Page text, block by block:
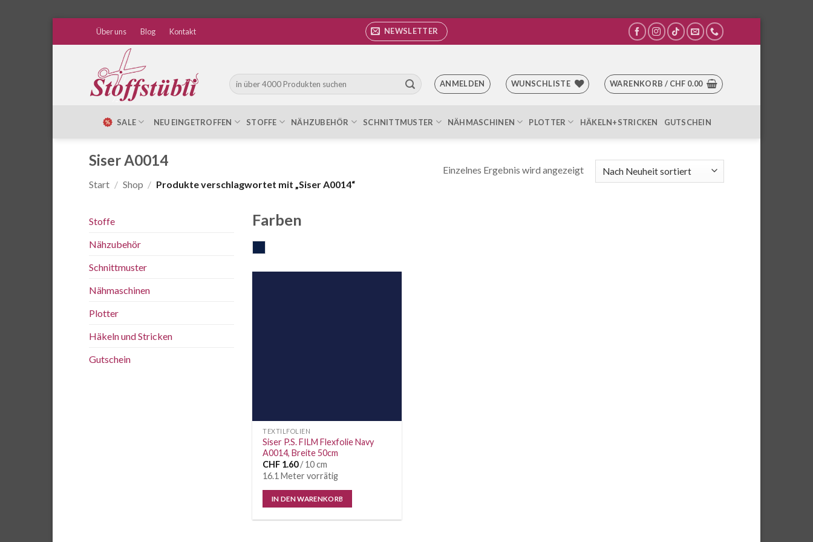
Über uns Blog Kontakt NEWSLETTER
Suche
nach:
ANMELDEN WUNSCHLISTE WARENKORB / CHF 0.00
SALE NEU EINGETROFFEN STOFFE NÄHZUBEHÖR SCHNITTMUSTER NÄHMASCHINEN PLOTTER HÄKELN+STRICKEN GUTSCHEIN
Siser A0014
Start / Shop / Produkte verschlagwortet mit „Siser A0014“
Einzelnes Ergebnis wird angezeigt
Stoffe
Nähzubehör
Schnittmuster
Nähmaschinen
Plotter
Häkeln und Stricken
Gutschein
Farben
TEXTILFOLIEN
Siser P.S. FILM Flexfolie Navy
A0014, Breite 50cm
CHF 1.60/ 10 cm
16.1 Meter vorrätig
IN DEN WARENKORB